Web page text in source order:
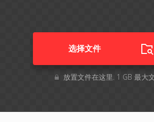
选择文件
放置文件在这里. 1 GB 最大